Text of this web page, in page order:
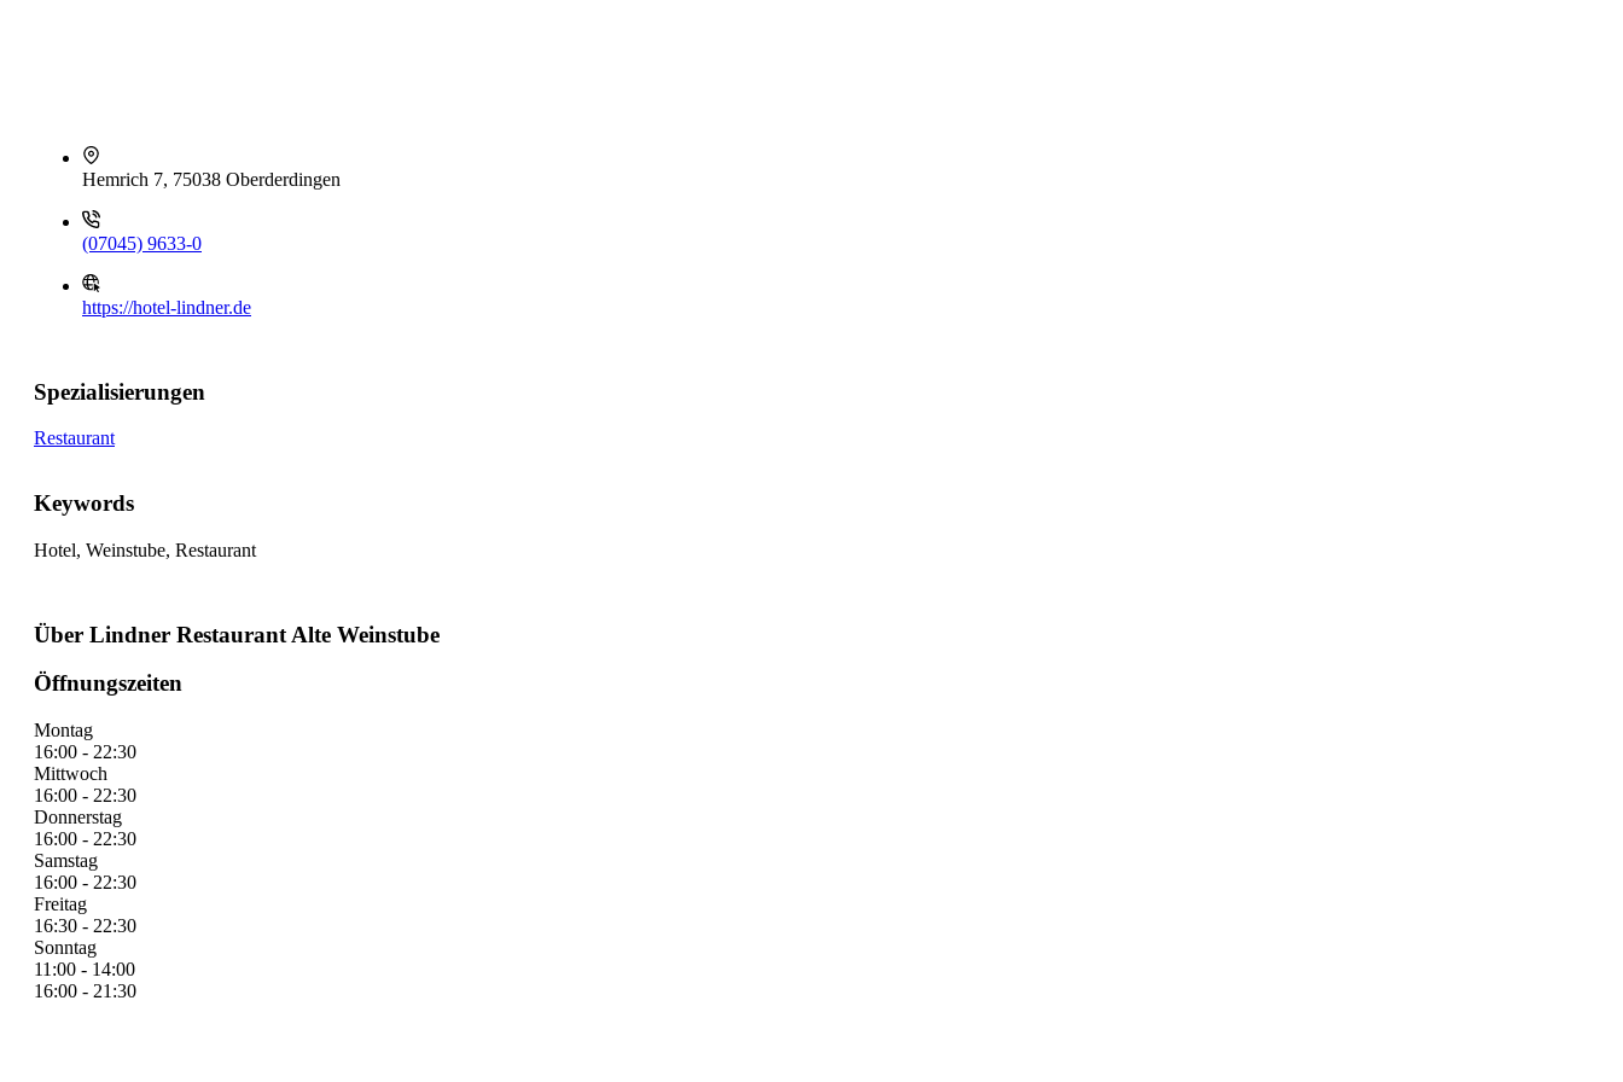
Hemrich 7, 75038 Oberderdingen
(07045) 9633-0
https://hotel-lindner.de
Spezialisierungen
Restaurant
Keywords
Hotel, Weinstube, Restaurant
Über Lindner Restaurant Alte Weinstube
Öffnungszeiten
Montag
16:00 - 22:30
Mittwoch
16:00 - 22:30
Donnerstag
16:00 - 22:30
Samstag
16:00 - 22:30
Freitag
16:30 - 22:30
Sonntag
11:00 - 14:00
16:00 - 21:30